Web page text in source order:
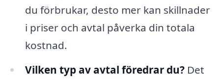
du förbrukar, desto mer kan skillnader
i priser och avtal påverka din totala
kostnad.
Vilken typ av avtal föredrar du?Det